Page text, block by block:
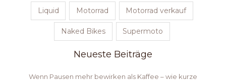
Liquid Motorrad Motorrad verkauf
Naked Bikes Supermoto
Neueste Beiträge
Wenn Pausen mehr bewirken als Kaffee – wie kurze